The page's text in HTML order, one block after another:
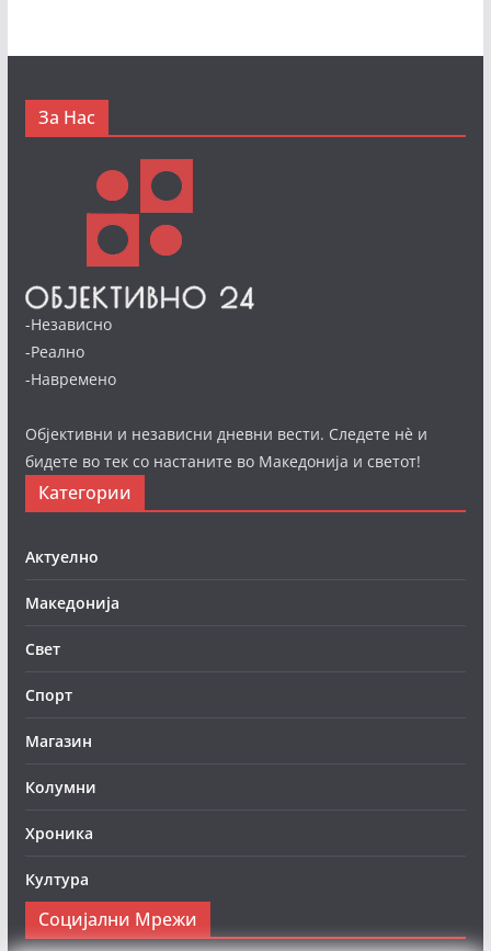
За Нас
-Независно
-Реално
-Навремено
Објективни и независни дневни вести. Следете нè и
бидете во тек со настаните во Македонија и светот!
Категории
Актуелно
Македонија
Свет
Спорт
Магазин
Колумни
Хроника
Култура
Социјални Мрежи